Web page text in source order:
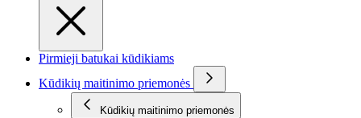
Pirmieji batukai kūdikiams
Kūdikių maitinimo priemonės
Kūdikių maitinimo priemonės